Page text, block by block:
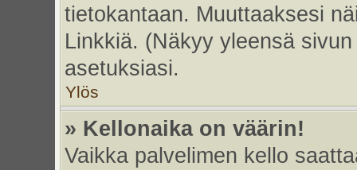
tietokantaan. Muuttaaksesi
Linkkiä. (Näkyy yleensä
asetuksiasi.
Ylös
» Kellonaika on väärin!
Vaikka palvelimen kello